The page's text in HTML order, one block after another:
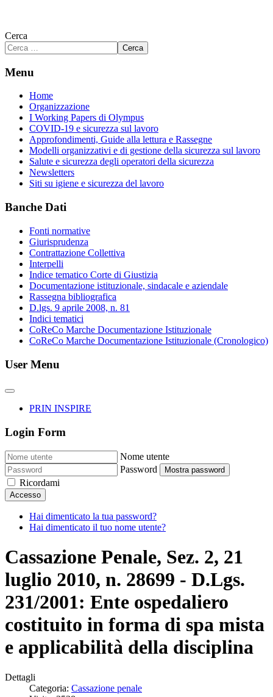
Cerca
Cerca
Menu
Home
Organizzazione
I Working Papers di Olympus
COVID-19 e sicurezza sul lavoro
Approfondimenti, Guide alla lettura e Rassegne
Modelli organizzativi e di gestione della sicurezza sul lavoro
Salute e sicurezza degli operatori della sicurezza
Newsletters
Siti su igiene e sicurezza del lavoro
Banche Dati
Fonti normative
Giurisprudenza
Contrattazione Collettiva
Interpelli
Indice tematico Corte di Giustizia
Documentazione istituzionale, sindacale e aziendale
Rassegna bibliografica
D.lgs. 9 aprile 2008, n. 81
Indici tematici
CoReCo Marche Documentazione Istituzionale
CoReCo Marche Documentazione Istituzionale (Cronologico)
User Menu
PRIN INSPIRE
Login Form
Nome utente
Password
Mostra password
Ricordami
Accesso
Hai dimenticato la tua password?
Hai dimenticato il tuo nome utente?
Cassazione Penale, Sez. 2, 21
luglio 2010, n. 28699 - D.Lgs.
231/2001: Ente ospedaliero
costituito in forma di spa mista
e applicabilità della disciplina
Dettagli
Categoria: Cassazione penale